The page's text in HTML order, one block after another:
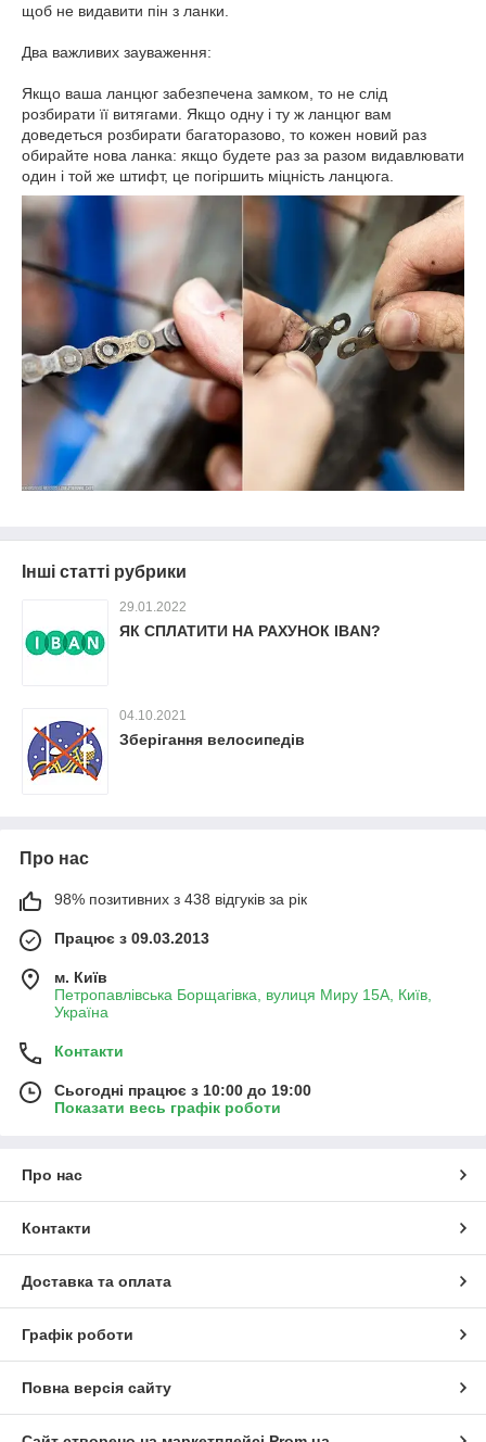
щоб не видавити пін з ланки.
Два важливих зауваження:
Якщо ваша ланцюг забезпечена замком, то не слід
розбирати її витягами. Якщо одну і ту ж ланцюг вам
доведеться розбирати багаторазово, то кожен новий раз
обирайте нова ланка: якщо будете раз за разом видавлювати
один і той же штифт, це погіршить міцність ланцюга.
Інші статті рубрики
29.01.2022
ЯК СПЛАТИТИ НА РАХУНОК IBAN?
04.10.2021
Зберігання велосипедів
Про нас
98% позитивних з 438 відгуків за рік
Працює з 09.03.2013
м. Київ
Петропавлівська Борщагівка, вулиця Миру 15А, Київ,
Україна
Контакти
Сьогодні працює з 10:00 до 19:00
Показати весь графік роботи
Про нас
Контакти
Доставка та оплата
Графік роботи
Повна версія сайту